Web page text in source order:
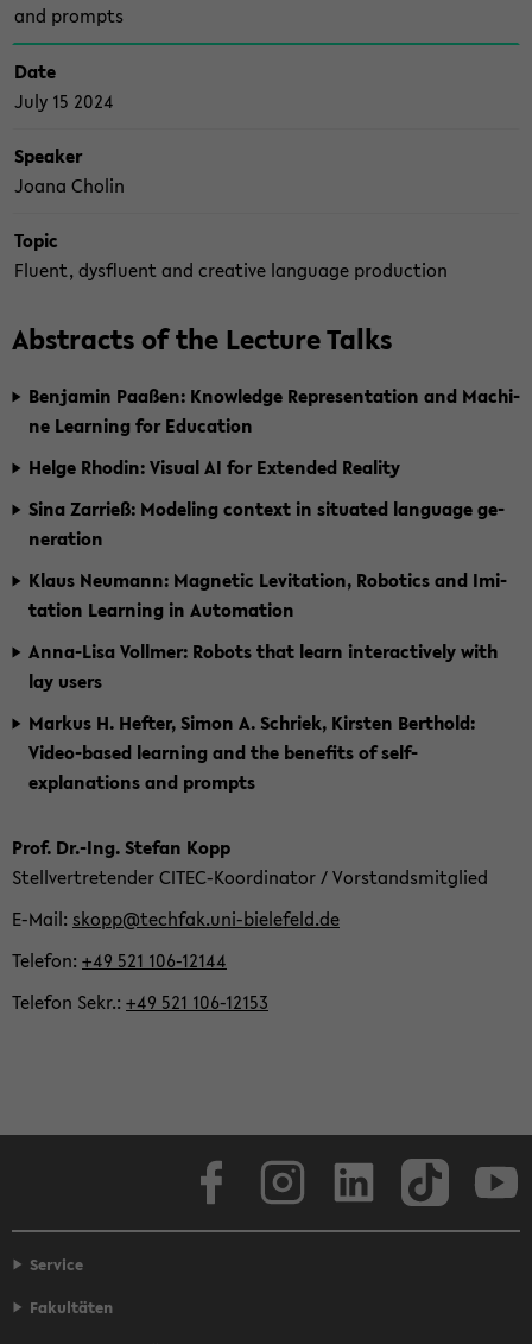
Zum
Haupt­
der
Sek­
Prof. Dr.-Ing. Ste­fan Kopp
Stell­ver­tre­ten­der CITEC-​Koordinator / Vor­stands­mit­glied
E-​Mail skopp@tech­fak.uni-​bielefeld.de
Te­le­fon +49 521 106-​12144
Te­le­fon Sekr. +49 521 106-​12153
and prompts
Date
July 15 2024
Spea­ker
Joana Cho­lin
Topic
Flu­ent, dys­flu­ent and crea­ti­ve lan­guage pro­duc­tion
Abs­tracts of the Lec­tu­re Talks
Ben­ja­min Paa­ßen: Know­ledge Re­p­re­sen­ta­ti­on and Ma­chi­
ne Lear­ning for Edu­ca­ti­on
Helge Rho­din: Vi­su­al AI for Ex­ten­ded Rea­li­ty
Sina Zar­rieß: Mo­de­ling con­text in si­tua­ted lan­guage ge­
nera­ti­on
Klaus Neu­mann: Ma­gne­tic Le­vi­ta­ti­on, Ro­bo­tics and Imi­
ta­ti­on Lear­ning in Au­to­ma­ti­on
Anna-​Lisa Voll­mer: Ro­bots that learn in­ter­ac­tive­ly with
lay users
Mar­kus H. Hef­ter, Simon A. Schriek, Kirs­ten Bert­hold:
Video-​based lear­ning and the be­ne­fits of self-​
explanations and prompts
Face­book
Service
Fakultäten